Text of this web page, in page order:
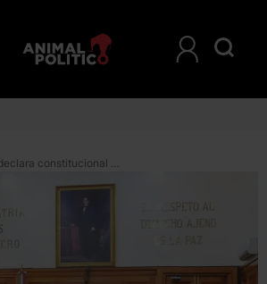
Suprema Corte declara constitucional que el SAT publique las listas de empresas fantasma